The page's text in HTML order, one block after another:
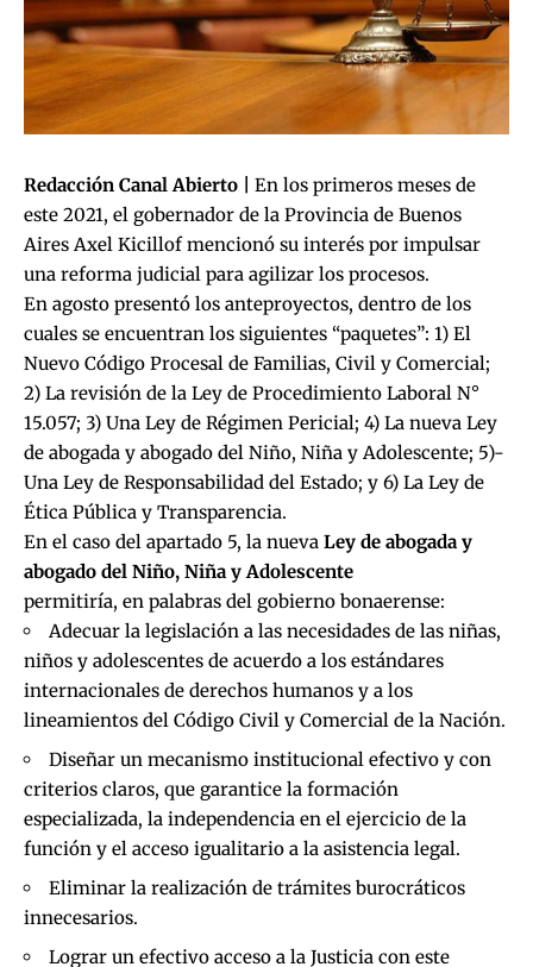
Redacción Canal Abierto |
En los primeros meses de
este 2021, el gobernador de la Provincia de Buenos
Aires Axel Kicillof mencionó su interés por impulsar
una reforma judicial para agilizar los procesos.
En agosto presentó los anteproyectos, dentro de los
cuales se encuentran los siguientes “paquetes”: 1) El
Nuevo Código Procesal de Familias, Civil y Comercial;
2) La revisión de la Ley de Procedimiento Laboral N°
15.057; 3) Una Ley de Régimen Pericial; 4) La nueva Ley
de abogada y abogado del Niño, Niña y Adolescente; 5)-
Una Ley de Responsabilidad del Estado; y 6) La Ley de
Ética Pública y Transparencia.
En el caso del apartado 5, la nueva Ley de abogada y
abogado del Niño, Niña y Adolescente
permitiría, en palabras del gobierno bonaerense:
Adecuar la legislación a las necesidades de las niñas,
niños y adolescentes de acuerdo a los estándares
internacionales de derechos humanos y a los
lineamientos del Código Civil y Comercial de la Nación.
Diseñar un mecanismo institucional efectivo y con
criterios claros, que garantice la formación
especializada, la independencia en el ejercicio de la
función y el acceso igualitario a la asistencia legal.
Eliminar la realización de trámites burocráticos
innecesarios.
Lograr un efectivo acceso a la Justicia con este